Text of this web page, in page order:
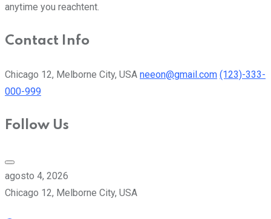
anytime you reachtent.
Contact Info
Chicago 12, Melborne City, USA neeon@gmail.com (123)-333-
000-999
Follow Us
agosto 4, 2026
Chicago 12, Melborne City, USA